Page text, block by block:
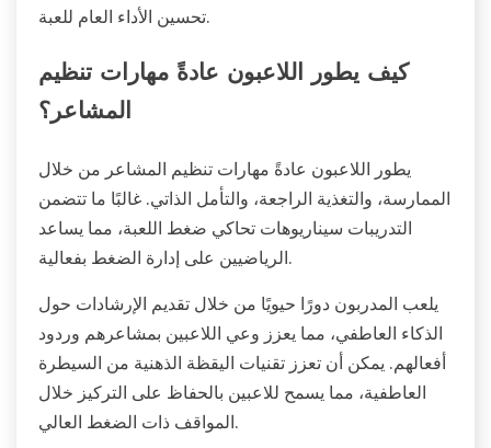
تحسين الأداء العام للعبة.
كيف يطور اللاعبون عادةً مهارات تنظيم
المشاعر؟
يطور اللاعبون عادةً مهارات تنظيم المشاعر من خلال
الممارسة، والتغذية الراجعة، والتأمل الذاتي. غالبًا ما تتضمن
التدريبات سيناريوهات تحاكي ضغط اللعبة، مما يساعد
الرياضيين على إدارة الضغط بفعالية.
يلعب المدربون دورًا حيويًا من خلال تقديم الإرشادات حول
الذكاء العاطفي، مما يعزز وعي اللاعبين بمشاعرهم وردود
أفعالهم. يمكن أن تعزز تقنيات اليقظة الذهنية من السيطرة
العاطفية، مما يسمح للاعبين بالحفاظ على التركيز خلال
المواقف ذات الضغط العالي.